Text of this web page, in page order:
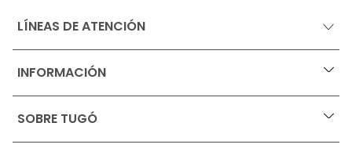
LÍNEAS DE ATENCIÓN
INFORMACIÓN +
Ofertas vigentes
Términos, condiciones y restricciones para productos
SOBRE TUGÓ +